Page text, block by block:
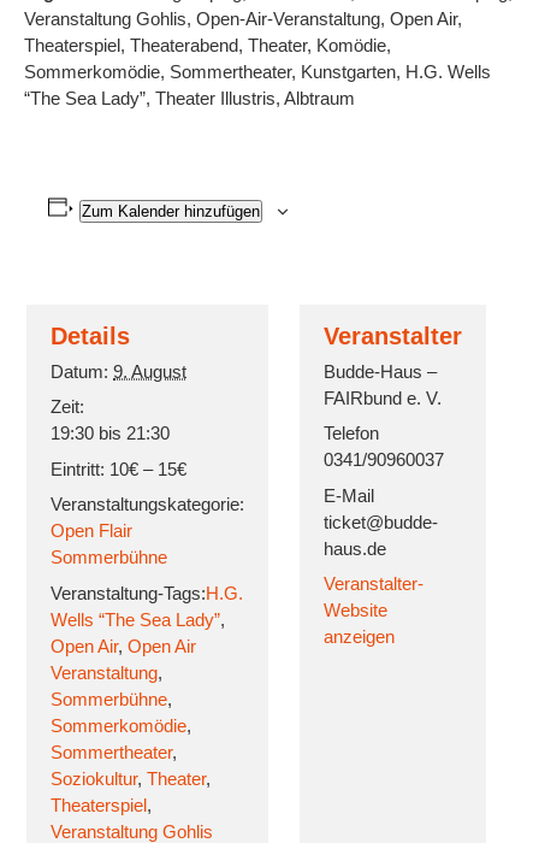
Veranstaltung Gohlis, Open-Air-Veranstaltung, Open Air,
Theaterspiel, Theaterabend, Theater, Komödie,
Sommerkomödie, Sommertheater, Kunstgarten, H.G. Wells
“The Sea Lady”, Theater Illustris, Albtraum
Zum Kalender hinzufügen
Details
Datum: 9. August
Zeit:
19:30 bis 21:30
Eintritt: 10€ – 15€
Veranstaltungskategorie:
Open Flair
Sommerbühne
Veranstaltung-Tags:H.G.
Wells “The Sea Lady”,
Open Air, Open Air
Veranstaltung,
Sommerbühne,
Sommerkomödie,
Sommertheater,
Soziokultur, Theater,
Theaterspiel,
Veranstaltung Gohlis
Veranstalter
Budde-Haus –
FAIRbund e. V.
Telefon
0341/90960037
E-Mail
ticket@budde-
haus.de
Veranstalter-
Website
anzeigen